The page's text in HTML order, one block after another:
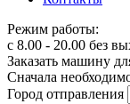
Режим работы:
с 8.00 - 20.00 без
Заказать машину
Сначала
Город отправления